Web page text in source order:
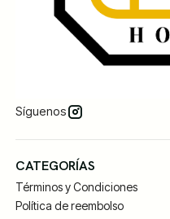
Síguenos
CATEGORÍAS
Términos y Condiciones
Política de reembolso